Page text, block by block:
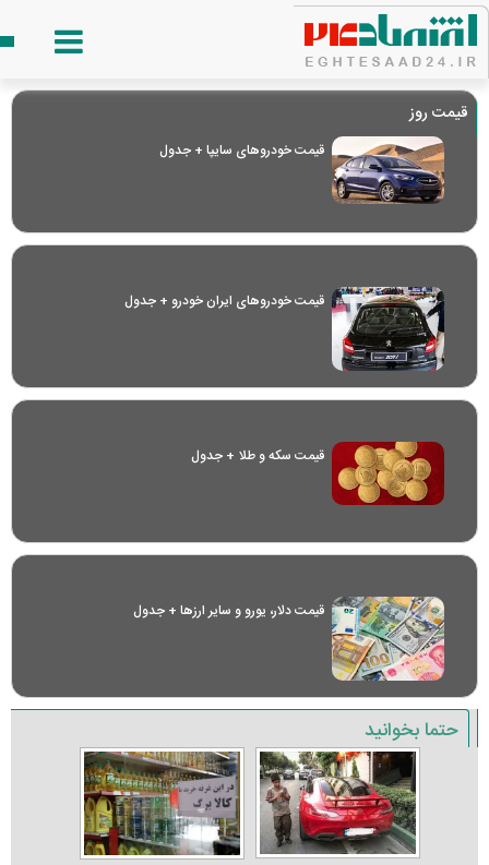
قیمت روز
قیمت خودرو‌های سایپا + جدول
قیمت خودرو‌های ایران خودرو + جدول
قیمت سکه و طلا + جدول
قیمت دلار، یورو و سایر ارز‌ها + جدول
حتما بخوانید